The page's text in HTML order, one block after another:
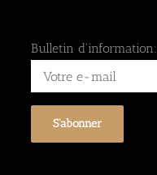
Bulletin d'information: